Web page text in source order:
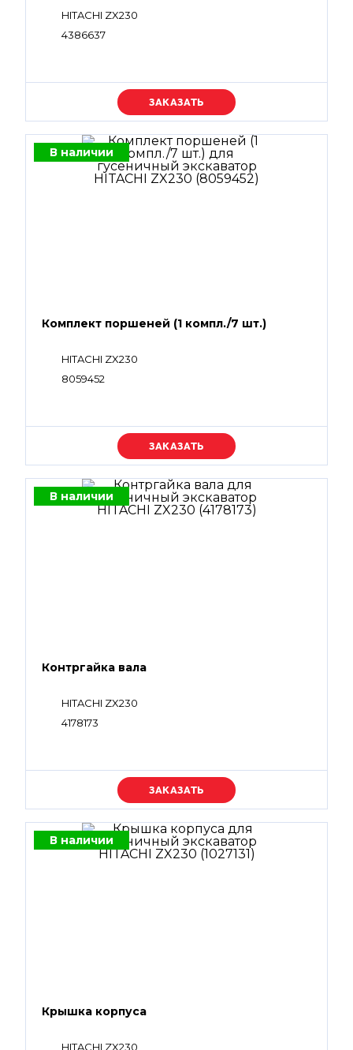
HITACHI ZX230
4386637
Уточняйте цену
В наличии
Комплект поршеней (1 компл./7 шт.)
HITACHI ZX230
8059452
Уточняйте цену
В наличии
Контргайка вала
HITACHI ZX230
4178173
Уточняйте цену
В наличии
Крышка корпуса
HITACHI ZX230